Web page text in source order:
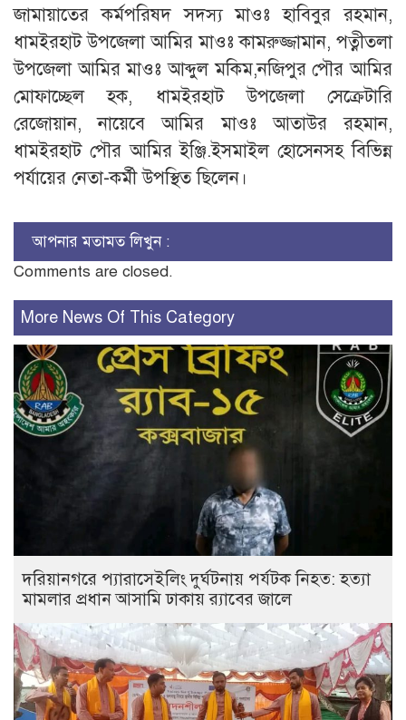
জামায়াতের কর্মপরিষদ সদস্য মাওঃ হাবিবুর রহমান,
ধামইরহাট উপজেলা আমির মাওঃ কামরুজ্জামান, পত্নীতলা
উপজেলা আমির মাওঃ আব্দুল মকিম,নজিপুর পৌর আমির
মোফাচ্ছেল হক, ধামইরহাট উপজেলা সেক্রেটারি
রেজোয়ান, নায়েবে আমির মাওঃ আতাউর রহমান,
ধামইরহাট পৌর আমির ইঞ্জি.ইসমাইল হোসেনসহ বিভিন্ন
পর্যায়ের নেতা-কর্মী উপস্থিত ছিলেন।
আপনার মতামত লিখুন :
Comments are closed.
More News Of This Category
দরিয়ানগরে প্যারাসেইলিং দুর্ঘটনায় পর্যটক নিহত: হত্যা
মামলার প্রধান আসামি ঢাকায় র‌্যাবের জালে